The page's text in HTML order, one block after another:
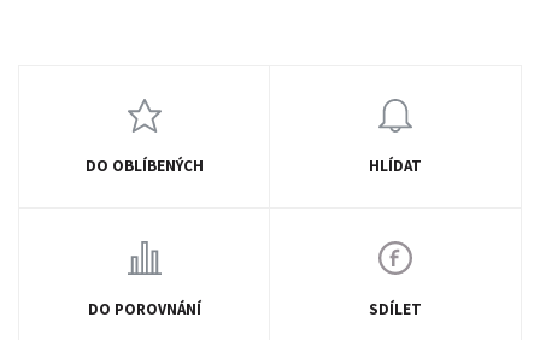
DO OBLÍBENÝCH HLÍDAT
DO POROVNÁNÍ SDÍLET